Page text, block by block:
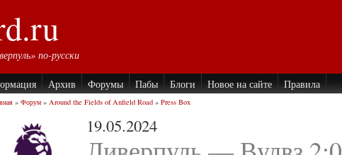
по-русски
Архив Форумы Пабы Блоги Новое на сайте Правила
» Форум » Around the Fields of Anfield Road » Press Box
19.05.2024